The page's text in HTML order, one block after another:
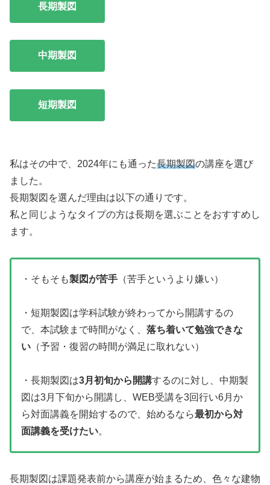
長期製図
中期製図
短期製図
私はその中で、2024年にも通った長期製図の講座を選び
ました。
長期製図を選んだ理由は以下の通りです。
私と同じようなタイプの方は長期を選ぶことをおすすめし
ます。
・そもそも製図が苦手 （苦手というより嫌い）
・短期製図は学科試験が終わってから開講するの
で、本試験まで時間がなく、 落ち着いて勉強できな
い （予習・復習の時間が満足に取れない）
・長期製図は3月初旬から開講するのに対し、中期製
図は3月下旬から開講し、WEB受講を3回行い6月か
ら対面講義を開始するので、始めるなら最初から対
面講義を受けたい。
長期製図は課題発表前から講座が始まるため、色々な建物